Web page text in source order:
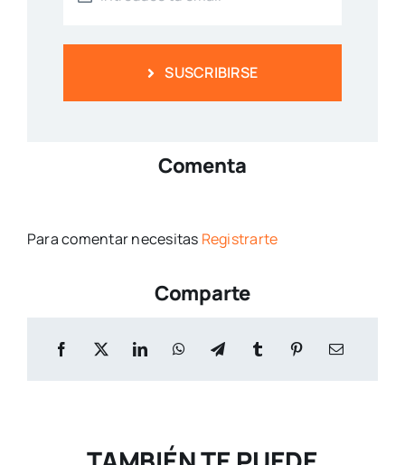
SUSCRIBIRSE
Comenta
Para comentar necesitas Registrarte
Comparte